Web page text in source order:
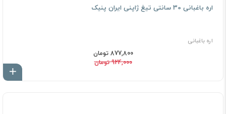
اره باغبانی 30 سانتی تیغ ژاپنی ایران پنیک
اره باغبانی
877,800 تومان
924,000 تومان